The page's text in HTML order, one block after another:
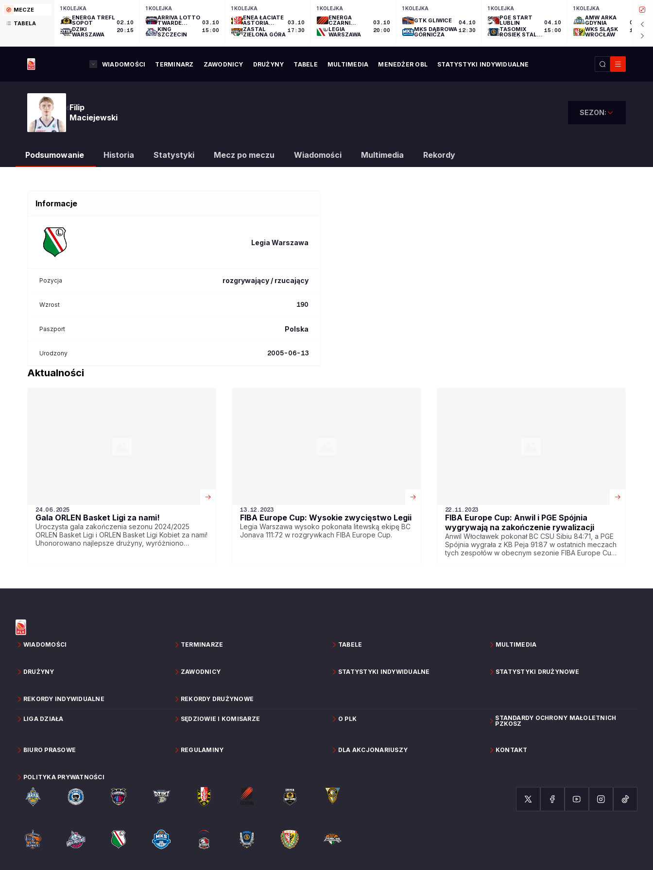
MECZE
TABELA
1 KOLEJKA
ENERGA TREFL
SOPOT
DZIKI
WARSZAWA
02.10
20:15
1 KOLEJKA
ARRIVA LOTTO
TWARDE
PIERNIKI
TORUŃ
KING
SZCZECIN
03.10
15:00
1 KOLEJKA
ENEA ŁACIATE
ASTORIA
BYDGOSZCZ
ZASTAL
ZIELONA GÓRA
03.10
17:30
1 KOLEJKA
ENERGA
CZARNI
SŁUPSK
LEGIA
WARSZAWA
03.10
20:00
1 KOLEJKA
GTK GLIWICE
MKS DĄBROWA
GÓRNICZA
04.10
12:30
1 KOLEJKA
PGE START
LUBLIN
TASOMIX
ROSIEK STAL
WIELKOPOLSKI
04.10
15:00
1 KOLEJKA
AMW ARKA
GDYNIA
WKS ŚLĄSK
WROCŁAW
04.10
17:30
WIADOMOŚCI TERMINARZ ZAWODNICY DRUŻYNY TABELE MULTIMEDIA MENEDŻER OBL STATYSTYKI INDYWIDUALNE
6Filip
Maciejewski
SEZON:
Podsumowanie Historia Statystyki Mecz po meczu Wiadomości Multimedia Rekordy
Informacje
Legia Warszawa
Pozycja rozgrywający / rzucający
Wzrost 190
Paszport Polska
Urodzony 2005-06-13
Aktualności
24.06.2025
Gala ORLEN Basket Ligi za nami!
Uroczysta gala zakończenia sezonu 2024/2025
ORLEN Basket Ligi i ORLEN Basket Ligi Kobiet za nami!
Uhonorowano najlepsze drużyny, wyróżniono
13.12.2023
FIBA Europe Cup: Wysokie zwycięstwo Legii
Legia Warszawa wysoko pokonała litewską ekipę BC
Jonava 111:72 w rozgrywkach FIBA Europe Cup.
22.11.2023
FIBA Europe Cup: Anwil i PGE Spójnia
wygrywają na zakończenie rywalizacji
Anwil Włocławek pokonał BC CSU Sibiu 84:71, a PGE
Spójnia wygrała z KB Peja 91:87 w ostatnich meczach
tych zespołów w obecnym sezonie FIBA Europe Cup.
WIADOMOŚCI TERMINARZE TABELE MULTIMEDIA
DRUŻYNY ZAWODNICY STATYSTYKI INDYWIDUALNE STATYSTYKI DRUŻYNOWE
REKORDY INDYWIDUALNE REKORDY DRUŻYNOWE
LIGA DZIAŁA SĘDZIOWIE I KOMISARZE O PLK
STANDARDY OCHRONY MAŁOLETNICH
PZKOSZ
BIURO PRASOWE REGULAMINY DLA AKCJONARIUSZY KONTAKT
POLITYKA PRYWATNOŚCI